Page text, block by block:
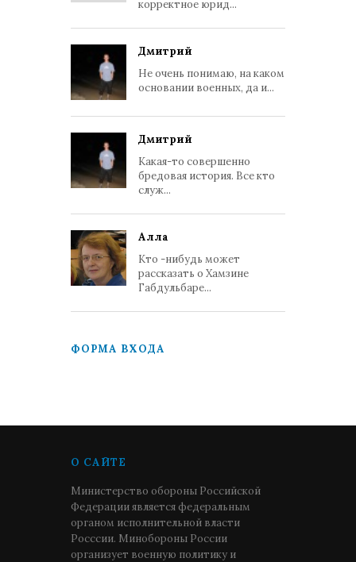
корректное юрид...
Дмитрий
Не очень понимаю, на каком
основании военных, да и...
Дмитрий
Какая-то совершенно
бредовая история. Все кто
служ...
Алла
Кто -нибудь может
рассказать о Хамзине
Габдульбаре...
ФОРМА ВХОДА
О САЙТЕ
Министерство обороны Российской
Федерации является федеральным
органом исполнительной власти
Росссии. Минобороны России
организует военную политику и